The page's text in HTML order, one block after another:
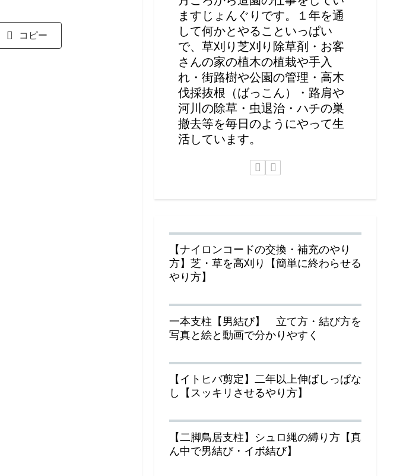
コピー
ますじょんぐりです。１年を通
して何かとやることいっぱい
で、草刈り芝刈り除草剤・お客
さんの家の植木の植栽や手入
れ・街路樹や公園の管理・高木
伐採抜根（ばっこん）・路肩や
河川の除草・虫退治・ハチの巣
撤去等を毎日のようにやって生
活しています。
【ナイロンコードの交換・補充のやり
方】芝・草を高刈り【簡単に終わらせる
やり方】
一本支柱【男結び】 立て方・結び方を
写真と絵と動画で分かりやすく
【イトヒバ剪定】二年以上伸ばしっぱな
し【スッキリさせるやり方】
【二脚鳥居支柱】シュロ縄の縛り方【真
ん中で男結び・イボ結び】